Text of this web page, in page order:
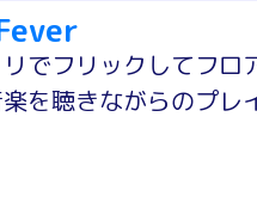
でフリックしてフロ
を聴きながらのプレ